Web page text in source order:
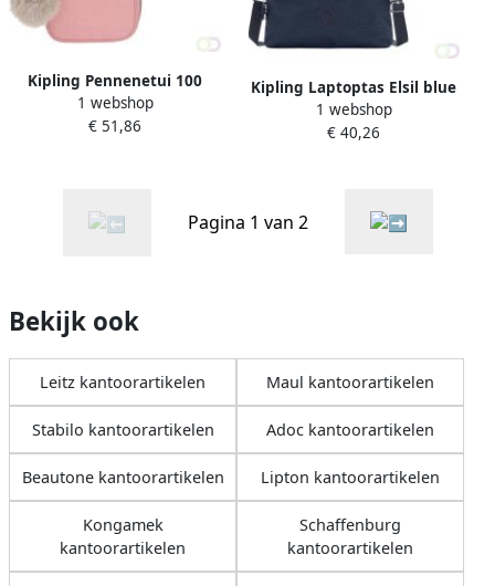
Kipling Pennenetui 100
Pens "Bridal Roze"
1 webshop
€ 51,86
Kipling Laptoptas Elsil blue
2
1 webshop
€ 40,26
Pagina 1 van 2
Bekijk ook
Leitz kantoorartikelen Maul kantoorartikelen
Stabilo kantoorartikelen Adoc kantoorartikelen
Beautone kantoorartikelen Lipton kantoorartikelen
Kongamek
kantoorartikelen
Schaffenburg
kantoorartikelen